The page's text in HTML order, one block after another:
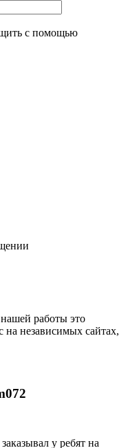
с помощью
работы это
на независимых сайтах,
у ребят на